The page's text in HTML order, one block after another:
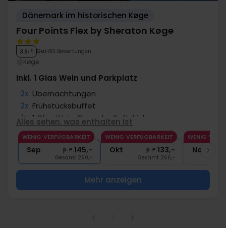
Dänemark im historischen Køge
Four Points Flex by Sheraton Køge
3.6/ 5 Gut 183 Bewertungen
Køge
Inkl. 1 Glas Wein und Parkplatz
2x Übernachtungen
2x Frühstücksbuffet
1x 1 Glas Wein, Bier oder Softdrink
1x Kaffee zum Mitnehmen
2x Gratis Parken und Internet
Alles sehen, was enthalten ist
WENIG VERFÜGBARKEIT
Sep p. P.145,-
Gesamt 290,-
WENIG VERFÜGBARKEIT
Okt p. P.133,-
Gesamt 266,-
WENIG
Nov
Mehr anzeigen